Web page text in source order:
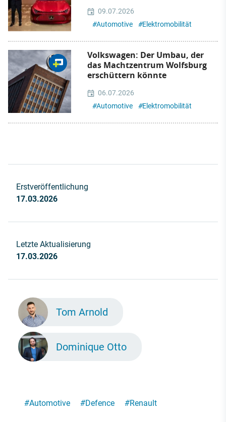
09.07.2026
#Automotive #Elektromobilität
Volkswagen: Der Umbau, der
das Machtzentrum Wolfsburg
erschüttern könnte
06.07.2026
#Automotive #Elektromobilität
Erstveröffentlichung
17.03.2026
Letzte Aktualisierung
17.03.2026
Tom Arnold
Dominique Otto
#Automotive #Defence #Renault